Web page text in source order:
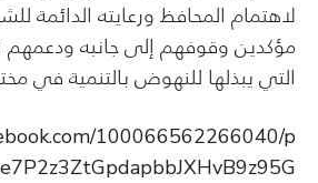
لاهتمام المحافظ ورعايته الدائمة
مؤكدين وقوفهم إلى جانبه ودعمهم
التي يبذلها للنهوض بالتنمية في
100066562266040/p